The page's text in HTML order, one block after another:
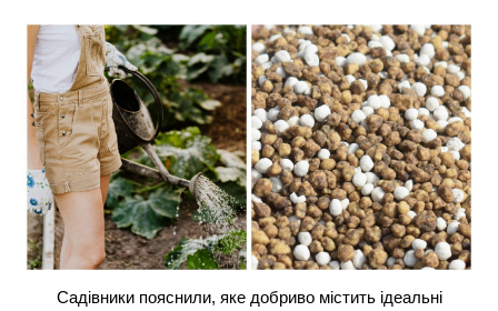
Садівники пояснили, яке добриво містить ідеальні